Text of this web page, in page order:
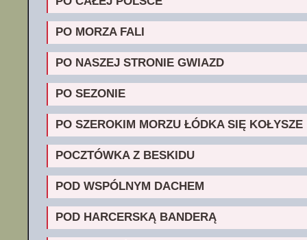
PO MORZA FALI
PO NASZEJ STRONIE GWIAZD
PO SEZONIE
PO SZEROKIM MORZU ŁÓDKA SIĘ KOŁYSZE
POCZTÓWKA Z BESKIDU
POD WSPÓLNYM DACHEM
POD HARCERSKĄ BANDERĄ